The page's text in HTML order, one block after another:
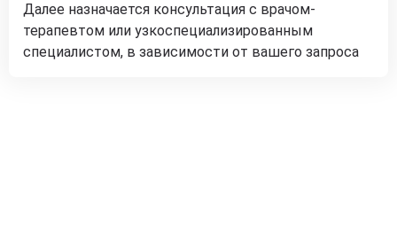
Далее назначается консультация с врачом-
терапевтом или узкоспециализированным
специалистом, в зависимости от вашего запроса